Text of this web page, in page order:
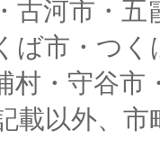
古河市・
ば市・つ
村・守谷市
載以外、市